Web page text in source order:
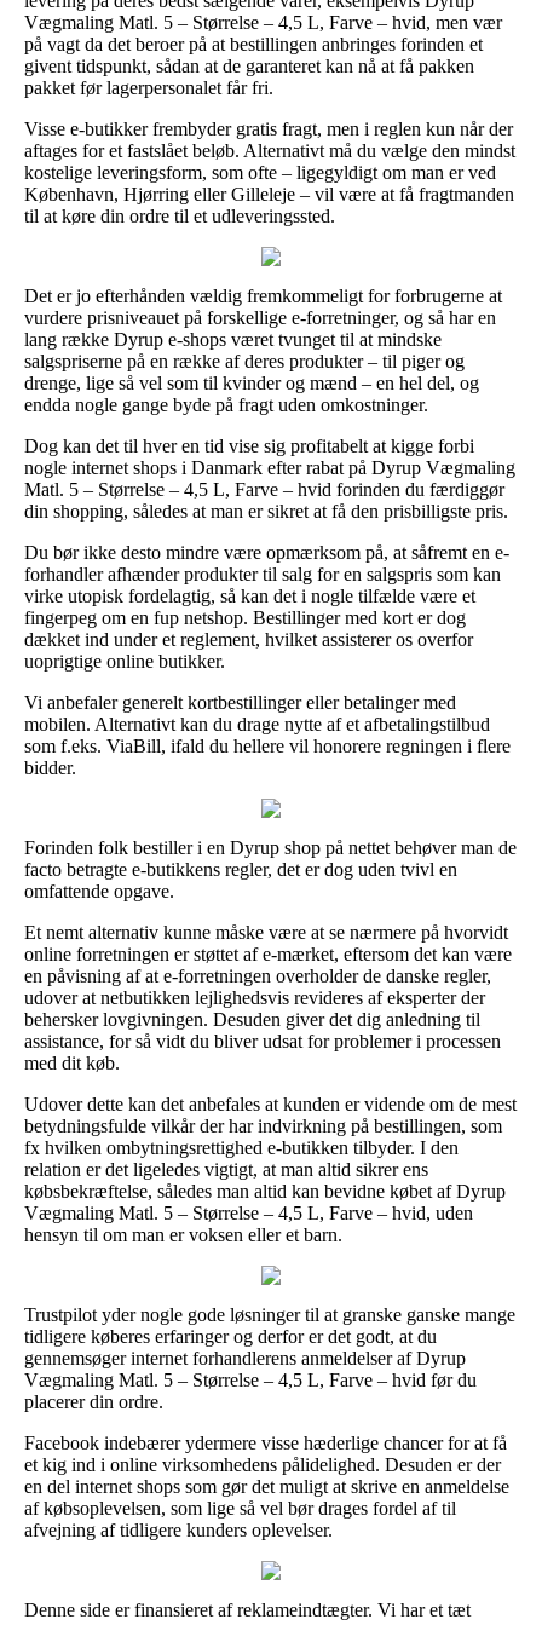
Vægmaling Matl. 5 – Størrelse – 4,5 L, Farve – hvid, men vær
på vagt da det beroer på at bestillingen anbringes forinden et
givent tidspunkt, sådan at de garanteret kan nå at få pakken
pakket før lagerpersonalet får fri.
Visse e-butikker frembyder gratis fragt, men i reglen kun når der
aftages for et fastslået beløb. Alternativt må du vælge den mindst
kostelige leveringsform, som ofte – ligegyldigt om man er ved
København, Hjørring eller Gilleleje – vil være at få fragtmanden
til at køre din ordre til et udleveringssted.
Det er jo efterhånden vældig fremkommeligt for forbrugerne at
vurdere prisniveauet på forskellige e-forretninger, og så har en
lang række Dyrup e-shops været tvunget til at mindske
salgspriserne på en række af deres produkter – til piger og
drenge, lige så vel som til kvinder og mænd – en hel del, og
endda nogle gange byde på fragt uden omkostninger.
Dog kan det til hver en tid vise sig profitabelt at kigge forbi
nogle internet shops i Danmark efter rabat på Dyrup Vægmaling
Matl. 5 – Størrelse – 4,5 L, Farve – hvid forinden du færdiggør
din shopping, således at man er sikret at få den prisbilligste pris.
Du bør ikke desto mindre være opmærksom på, at såfremt en e-
forhandler afhænder produkter til salg for en salgspris som kan
virke utopisk fordelagtig, så kan det i nogle tilfælde være et
fingerpeg om en fup netshop. Bestillinger med kort er dog
dækket ind under et reglement, hvilket assisterer os overfor
uoprigtige online butikker.
Vi anbefaler generelt kortbestillinger eller betalinger med
mobilen. Alternativt kan du drage nytte af et afbetalingstilbud
som f.eks. ViaBill, ifald du hellere vil honorere regningen i flere
bidder.
Forinden folk bestiller i en Dyrup shop på nettet behøver man de
facto betragte e-butikkens regler, det er dog uden tvivl en
omfattende opgave.
Et nemt alternativ kunne måske være at se nærmere på hvorvidt
online forretningen er støttet af e-mærket, eftersom det kan være
en påvisning af at e-forretningen overholder de danske regler,
udover at netbutikken lejlighedsvis revideres af eksperter der
behersker lovgivningen. Desuden giver det dig anledning til
assistance, for så vidt du bliver udsat for problemer i processen
med dit køb.
Udover dette kan det anbefales at kunden er vidende om de mest
betydningsfulde vilkår der har indvirkning på bestillingen, som
fx hvilken ombytningsrettighed e-butikken tilbyder. I den
relation er det ligeledes vigtigt, at man altid sikrer ens
købsbekræftelse, således man altid kan bevidne købet af Dyrup
Vægmaling Matl. 5 – Størrelse – 4,5 L, Farve – hvid, uden
hensyn til om man er voksen eller et barn.
Trustpilot yder nogle gode løsninger til at granske ganske mange
tidligere køberes erfaringer og derfor er det godt, at du
gennemsøger internet forhandlerens anmeldelser af Dyrup
Vægmaling Matl. 5 – Størrelse – 4,5 L, Farve – hvid før du
placerer din ordre.
Facebook indebærer ydermere visse hæderlige chancer for at få
et kig ind i online virksomhedens pålidelighed. Desuden er der
en del internet shops som gør det muligt at skrive en anmeldelse
af købsoplevelsen, som lige så vel bør drages fordel af til
afvejning af tidligere kunders oplevelser.
Denne side er finansieret af reklameindtægter. Vi har et tæt